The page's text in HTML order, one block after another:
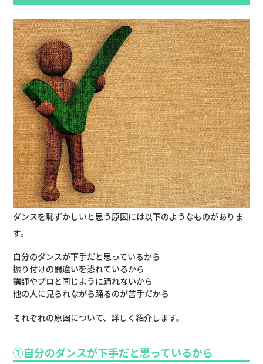
ダンスを恥ずかしいと思う原因には以下のようなものがありま
す。
自分のダンスが下手だと思っているから
振り付けの間違いを恐れているから
講師やプロと同じように踊れないから
他の人に見られながら踊るのが苦手だから
それぞれの原因について、詳しく紹介します。
①自分のダンスが下手だと思っているから